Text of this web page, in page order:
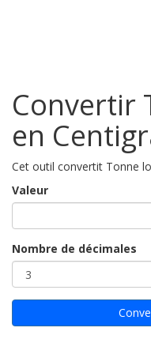
Convertir
en
Cet outil convertit Tonne
Valeur
Nombre de décimales